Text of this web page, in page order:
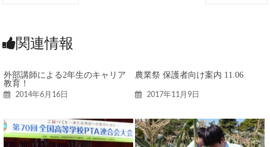
関連情報
外部講師による2年生のキャリア
教育！
2014年6月16日
農業祭 保護者向け案内 11.06
2017年11月9日